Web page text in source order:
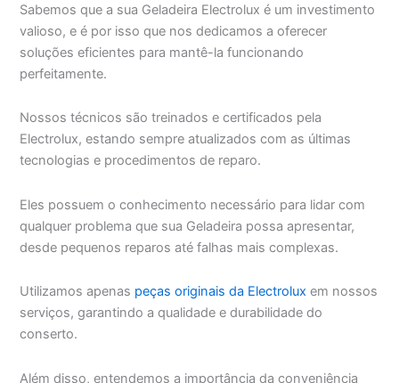
Sabemos que a sua Geladeira Electrolux é um investimento
valioso, e é por isso que nos dedicamos a oferecer
soluções eficientes para mantê-la funcionando
perfeitamente.
Nossos técnicos são treinados e certificados pela
Electrolux, estando sempre atualizados com as últimas
tecnologias e procedimentos de reparo.
Eles possuem o conhecimento necessário para lidar com
qualquer problema que sua Geladeira possa apresentar,
desde pequenos reparos até falhas mais complexas.
Utilizamos apenas peças originais da Electrolux em nossos
serviços, garantindo a qualidade e durabilidade do
conserto.
Além disso, entendemos a importância da conveniência